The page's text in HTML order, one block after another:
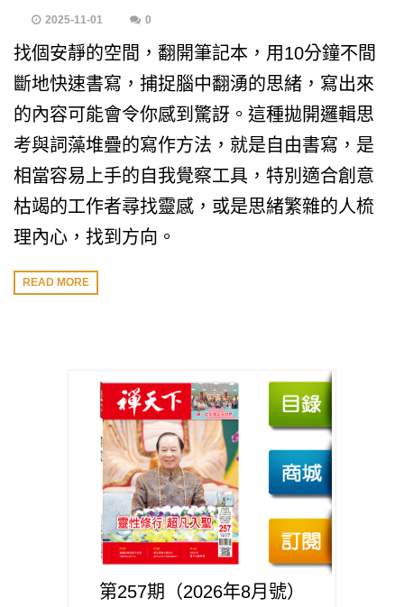
2025-11-01 0
找個安靜的空間，翻開筆記本，用10分鐘不間
斷地快速書寫，捕捉腦中翻湧的思緒，寫出來
的內容可能會令你感到驚訝。這種拋開邏輯思
考與詞藻堆疊的寫作方法，就是自由書寫，是
相當容易上手的自我覺察工具，特別適合創意
枯竭的工作者尋找靈感，或是思緒繁雜的人梳
理內心，找到方向。
READ MORE
第257期（2026年8月號）